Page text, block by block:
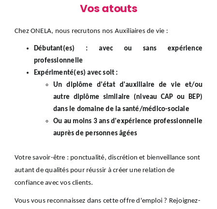
Vos atouts
Chez ONELA, nous recrutons nos Auxiliaires de vie :
Débutant(es) : avec ou sans expérience
professionnelle
Expérimenté(es) avec soit :
Un diplôme d'état d'auxiliaire de vie et/ou
autre diplôme similaire (niveau CAP ou BEP)
dans le domaine de la santé/médico-sociale
Ou au moins 3 ans d'expérience professionnelle
auprès de personnes âgées
Votre savoir-être : ponctualité, discrétion et bienveillance sont
autant de qualités pour réussir à créer une relation de
confiance avec vos clients.
Vous vous reconnaissez dans cette offre d'emploi ? Rejoignez-